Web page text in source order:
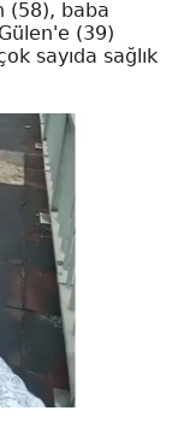
(58), baba
(39)
sayıda sağlık